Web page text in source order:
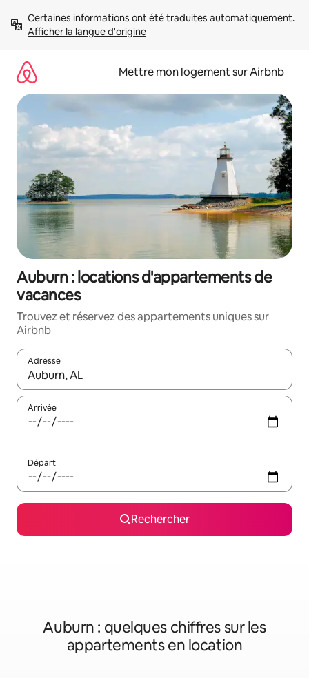
directement
Afficher la langue d'origine
Mettre mon logement sur Airbnb
Auburn : locations d'appartements de
vacances
Trouvez et réservez des appartements uniques sur
Airbnb
Adresse
Lorsque les résultats s'affichent, utilisez les flèches vers le
Arrivée
Départ
Rechercher
Auburn : quelques chiffres sur les
appartements en location